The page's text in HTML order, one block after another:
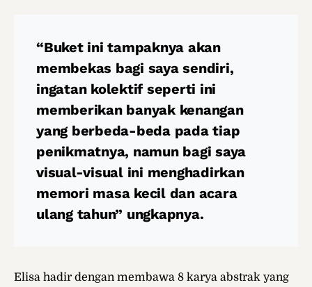
“Buket ini tampaknya akan
membekas bagi saya sendiri,
ingatan kolektif seperti ini
memberikan banyak kenangan
yang berbeda-beda pada tiap
penikmatnya, namun bagi saya
visual-visual ini menghadirkan
memori masa kecil dan acara
ulang tahun” ungkapnya.
Elisa hadir dengan membawa 8 karya abstrak yang